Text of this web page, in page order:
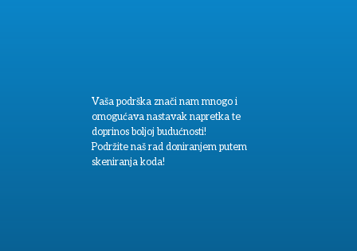
Vaša podrška znači nam mnogo i
omogućava nastavak napretka te
doprinos boljoj budućnosti!
Podržite naš rad doniranjem putem
skeniranja koda!